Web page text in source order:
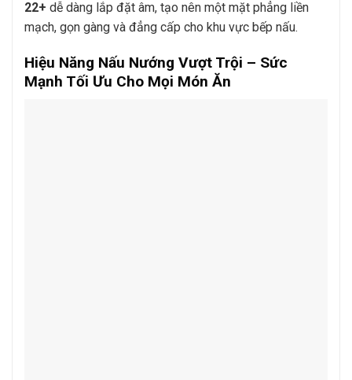
22+ dễ dàng lắp đặt âm, tạo nên một mặt phẳng liền
mạch, gọn gàng và đẳng cấp cho khu vực bếp nấu.
Hiệu Năng Nấu Nướng Vượt Trội – Sức
Mạnh Tối Ưu Cho Mọi Món Ăn